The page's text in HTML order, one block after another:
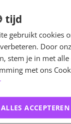
tijd
gebruikt cookies
Door
stem je in met alle
met ons
ALLES ACCEPTEREN